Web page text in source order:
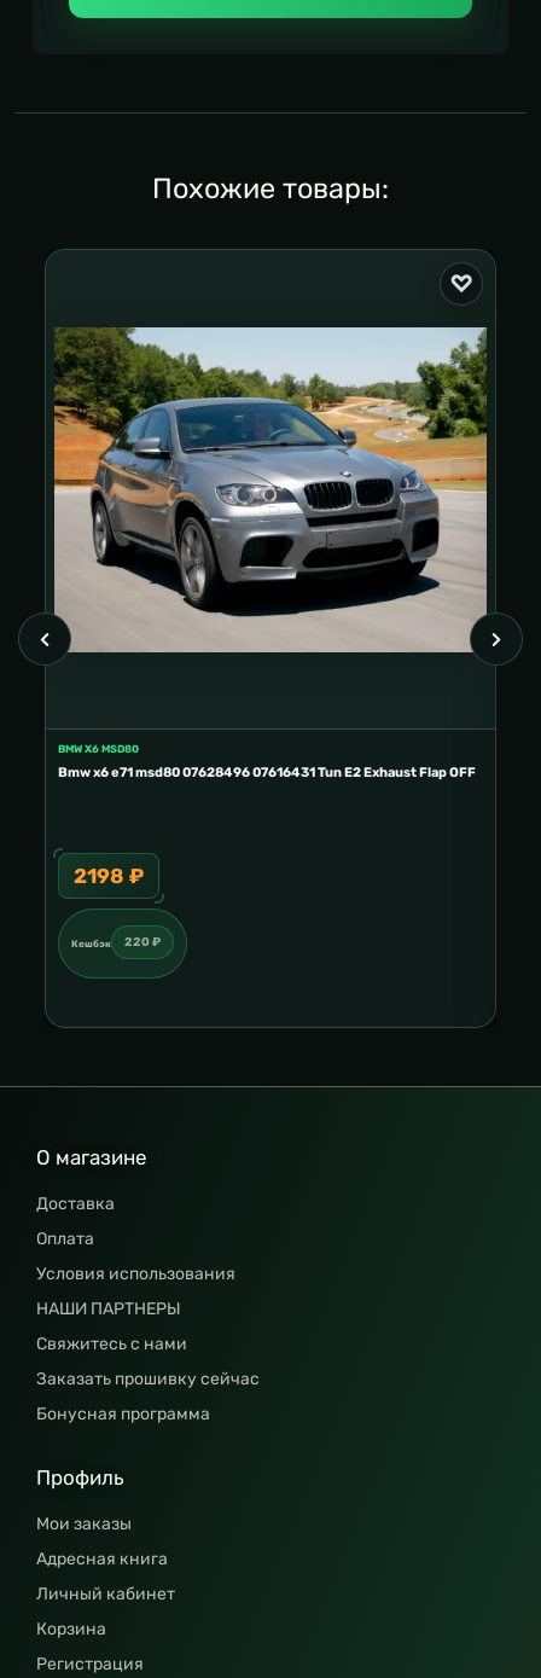
Похожие товары:
BMW X6 MSD80
Bmw x6 e71 msd80 07628496 07616431 Tun E2 Exhaust Flap OFF
2198 ₽
Кешбэк 220 ₽
О магазине
Доставка
Оплата
Условия использования
НАШИ ПАРТНЕРЫ
Свяжитесь с нами
Заказать прошивку сейчас
Бонусная программа
Профиль
Мои заказы
Адресная книга
Личный кабинет
Корзина
Регистрация